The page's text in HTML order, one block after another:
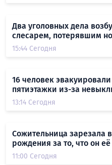
Два уголовных дела
слесарем, потерявшим
15:44 Сегодня
16 человек
пятиэтажки из-за
13:14 Сегодня
Сожительница зарезала
рождения за то, что он
11:00 Сегодня